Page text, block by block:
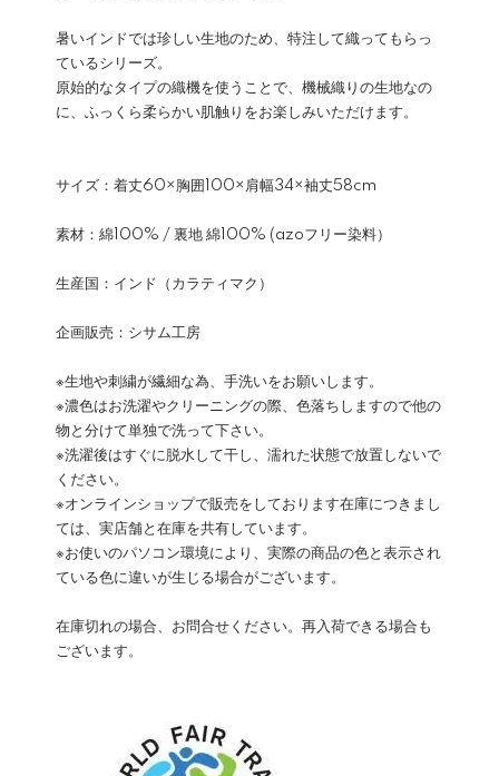
暑いインドでは珍しい生地のため、特注して織ってもらっ
ているシリーズ。
原始的なタイプの織機を使うことで、機械織りの生地なの
に、ふっくら柔らかい肌触りをお楽しみいただけます。
サイズ：着丈60×胸囲100×肩幅34×袖丈58cm
素材：綿100% / 裏地 綿100% (azoフリー染料）
生産国：インド（カラティマク）
企画販売：シサム工房
※生地や刺繍が繊細な為、手洗いをお願いします。
※濃色はお洗濯やクリーニングの際、色落ちしますので他の
物と分けて単独で洗って下さい。
※洗濯後はすぐに脱水して干し、濡れた状態で放置しないで
ください。
※オンラインショップで販売をしております在庫につきまし
ては、実店舗と在庫を共有しています。
※お使いのパソコン環境により、実際の商品の色と表示され
ている色に違いが生じる場合がございます。
在庫切れの場合、お問合せください。再入荷できる場合も
ございます。